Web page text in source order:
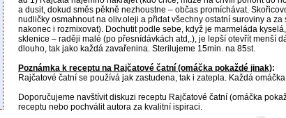
a dusit, dokud směs pěkně nezhoustne – občas promíchávat.
nudličky osmahnout na oliv.oleji a přidat všechny ostatní suroviny a
nakonec i rozmixovat). Dochutit podle sebe, když je marmeláda
sklenice – raději malé (po přesnídávkách atd,.), je lepší otevřít menší
dlouho, tak jako každá zavařenina. Sterilujeme 15min. na 85st.
Poznámka k receptu na Rajčatové čatní (omáčka pokaždé jinak):
Rajčatové čatní se používá jak zastudena, tak i zatepla. Každá
Doporučujeme navštívit diskuzi receptu Rajčatové čatní (omáčka
receptu nebo pochválit autora za kvalitní ispiraci.